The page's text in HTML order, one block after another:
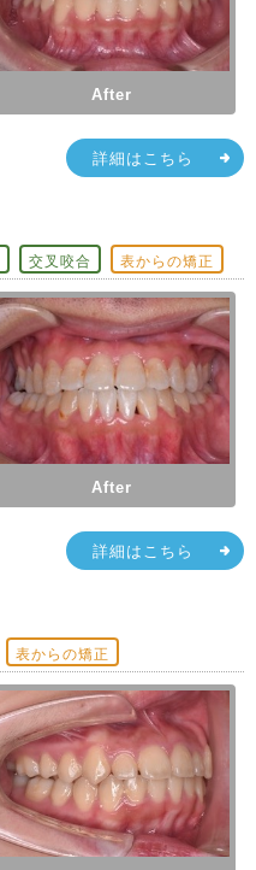
After
詳細はこちら
交叉咬合 表からの矯正
After
詳細はこちら
表からの矯正